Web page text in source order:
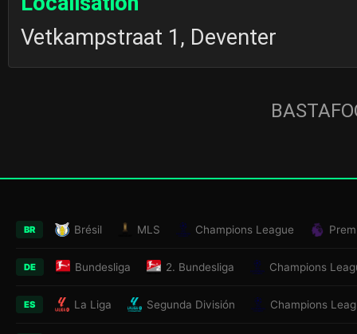
Vetkampstraat 1, Deventer
BR Brésil MLS Champions League
DE Bundesliga 2. Bundesliga Champions
ES La Liga Segunda División Champions